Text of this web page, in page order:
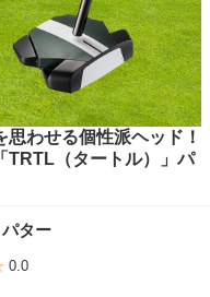
思わせる個性派ヘッド！
TRTL（タートル）」パ
ター
0.0